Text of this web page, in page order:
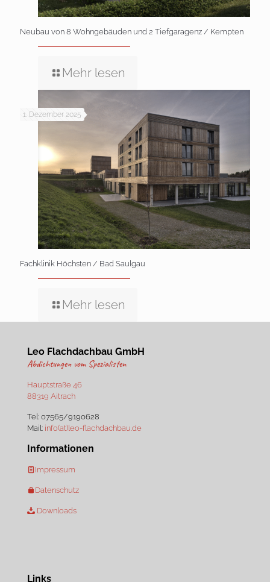
Neubau von 8 Wohngebäuden und 2 Tiefgaragenz / Kempten
Mehr lesen
1. Dezember 2025
Fachklinik Höchsten / Bad Saulgau
Mehr lesen
Leo Flachdachbau GmbH
Abdichtungen vom Spezialisten
Hauptstraße 46
88319 Aitrach
Tel: 07565/9190628
Mail: info(at)leo-flachdachbau.de
Informationen
Impressum
Datenschutz
Downloads
Links